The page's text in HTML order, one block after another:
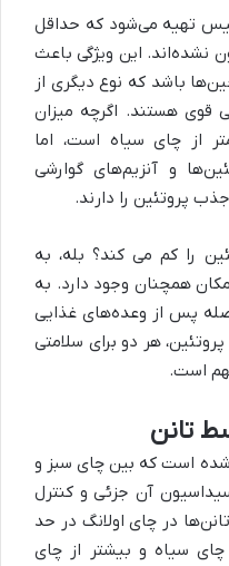
تهیه می‌شود که حداقل
نشده‌اند. این ویژگی باعث
باشد که نوع دیگری از
قوی هستند. اگرچه میزان
از چای سیاه است، اما
و آنزیم‌های گوارشی
پروتئین را دارند.
را کم می کند؟ بله، به
همچنان وجود دارد. به
پس از وعده‌های غذایی
هر دو برای سلامتی
است.
تانن
شده است که بین چای سبز و
آن جزئی و کنترل
در چای اولانگ در حد
چای سیاه و بیشتر از چای